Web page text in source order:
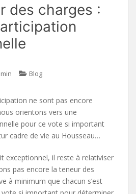
des charges :
Blog
ne sont pas encore
orientons vers une
pour ce vote si important
cadre de vie au Housseau…
exceptionnel, il reste à relativiser
pas encore la teneur des
à minimum que chacun s’est